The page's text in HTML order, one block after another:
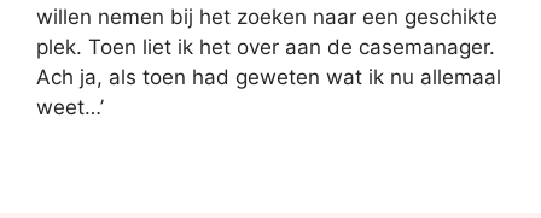
willen nemen bij het zoeken naar een geschikte
plek. Toen liet ik het over aan de casemanager.
Ach ja, als toen had geweten wat ik nu allemaal
weet…’